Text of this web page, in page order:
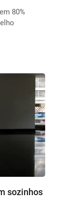
80%
sozinhos